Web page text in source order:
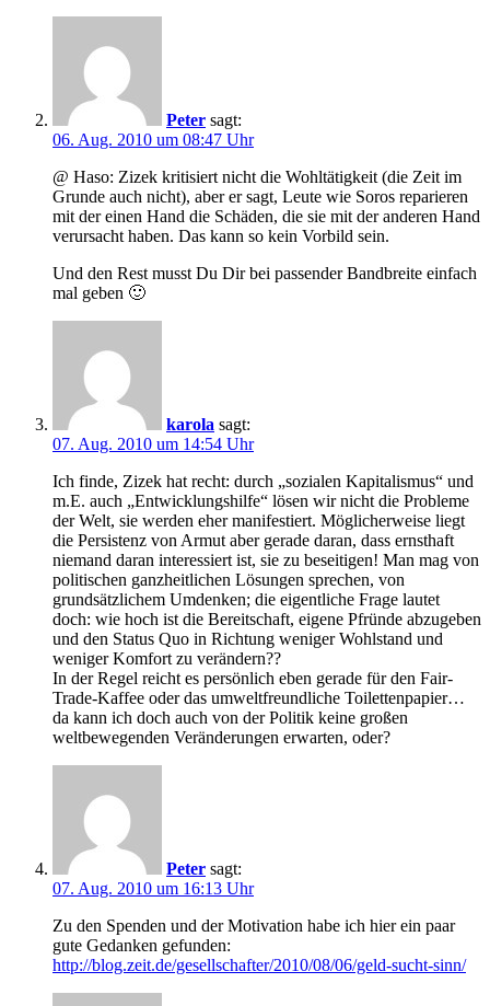
Peter sagt:
06. Aug. 2010 um 08:47 Uhr
@ Haso: Zizek kritisiert nicht die Wohltätigkeit (die Zeit im
Grunde auch nicht), aber er sagt, Leute wie Soros reparieren
mit der einen Hand die Schäden, die sie mit der anderen Hand
verursacht haben. Das kann so kein Vorbild sein.
Und den Rest musst Du Dir bei passender Bandbreite einfach
mal geben 🙂
karola sagt:
07. Aug. 2010 um 14:54 Uhr
Ich finde, Zizek hat recht: durch „sozialen Kapitalismus“ und
m.E. auch „Entwicklungshilfe“ lösen wir nicht die Probleme
der Welt, sie werden eher manifestiert. Möglicherweise liegt
die Persistenz von Armut aber gerade daran, dass ernsthaft
niemand daran interessiert ist, sie zu beseitigen! Man mag von
politischen ganzheitlichen Lösungen sprechen, von
grundsätzlichem Umdenken; die eigentliche Frage lautet
doch: wie hoch ist die Bereitschaft, eigene Pfründe abzugeben
und den Status Quo in Richtung weniger Wohlstand und
weniger Komfort zu verändern??
In der Regel reicht es persönlich eben gerade für den Fair-
Trade-Kaffee oder das umweltfreundliche Toilettenpapier…
da kann ich doch auch von der Politik keine großen
weltbewegenden Veränderungen erwarten, oder?
Peter sagt:
07. Aug. 2010 um 16:13 Uhr
Zu den Spenden und der Motivation habe ich hier ein paar
gute Gedanken gefunden:
http://blog.zeit.de/gesellschafter/2010/08/06/geld-sucht-sinn/